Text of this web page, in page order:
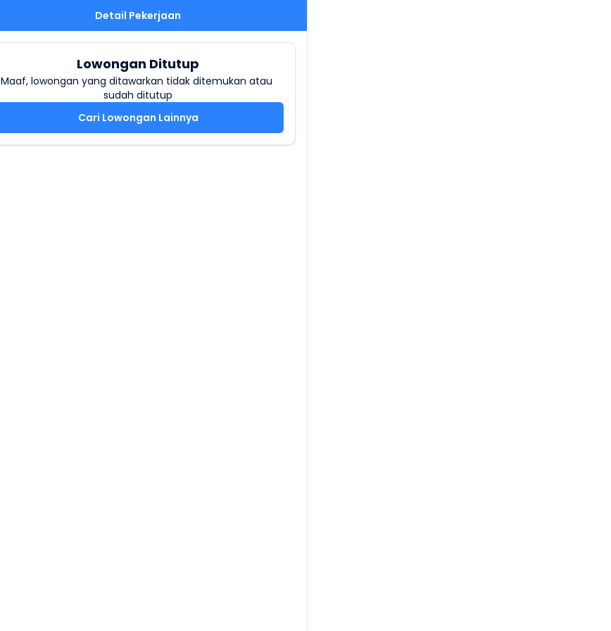
Detail Pekerjaan
Lowongan Ditutup
Maaf, lowongan yang ditawarkan tidak ditemukan atau
sudah ditutup
Cari Lowongan Lainnya